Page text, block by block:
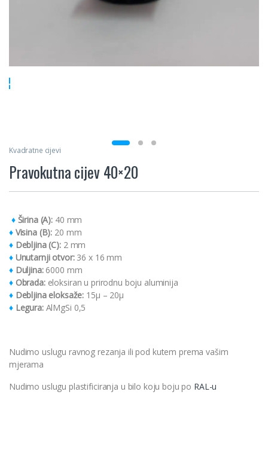
Kvadratne cijevi
Pravokutna cijev 40×20
♦Širina (A): 40 mm
♦Visina (B): 20 mm
♦Debljina (C):2 mm
♦Unutarnji otvor:36 x 16 mm
♦Duljina:6000 mm
♦Obrada:eloksiran u prirodnu boju aluminija
♦Debljina eloksaže: 15μ – 20μ
♦Legura:AlMgSi 0,5
Nudimo uslugu ravnog rezanja ili pod kutem prema vašim
mjerama
Nudimo uslugu plastificiranja u bilo koju boju po RAL-u